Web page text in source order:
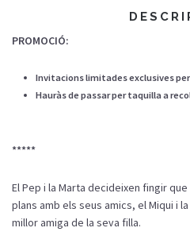
PROMOCIÓ:
Invitacions limitades exclusives per
Hauràs de passar per taquilla a
*****
El Pep i la Marta decideixen fingir
plans amb els seus amics, el Miqui i
millor amiga de la seva filla.